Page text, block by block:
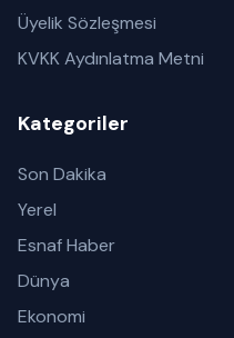
Üyelik Sözleşmesi
KVKK Aydınlatma Metni
Kategoriler
Son Dakika
Yerel
Esnaf Haber
Dünya
Ekonomi